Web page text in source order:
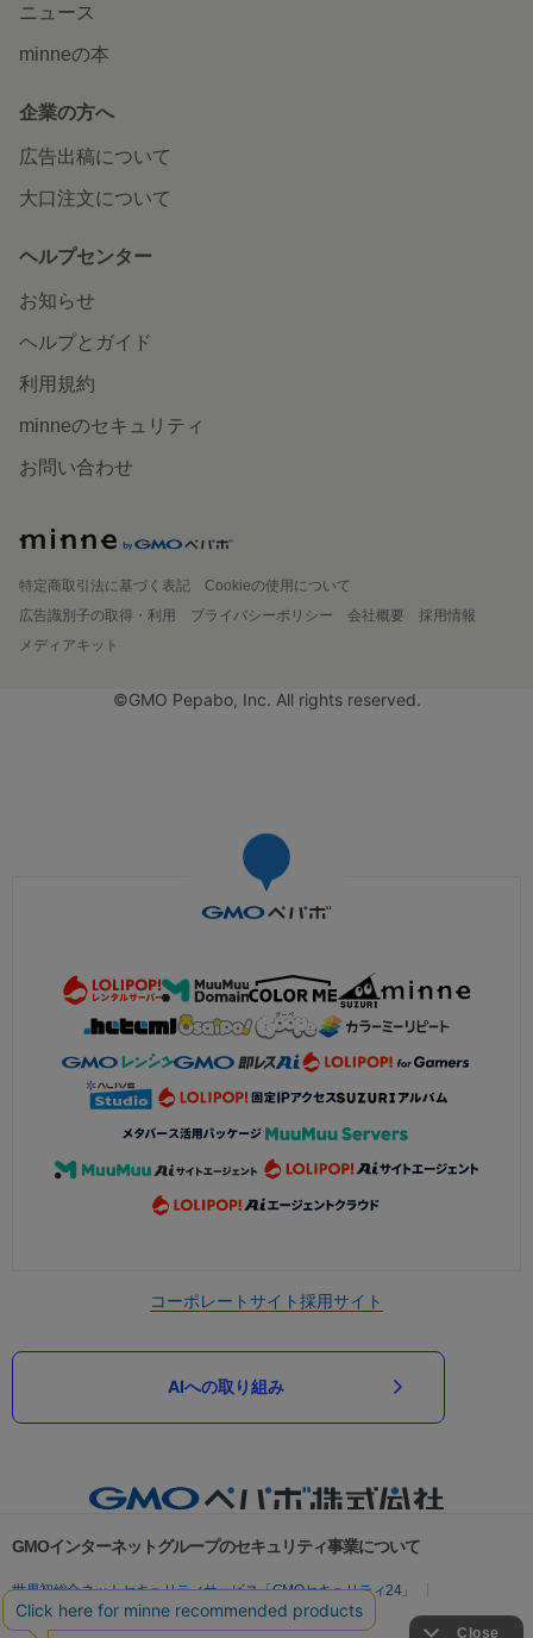
ニュース
minneの本
企業の方へ
広告出稿について
大口注文について
ヘルプセンター
お知らせ
ヘルプとガイド
利用規約
minneのセキュリティ
お問い合わせ
特定商取引法に基づく表記
Cookieの使用について
広告識別子の取得・利用
プライバシーポリシー 会社概要
採用情報
メディアキット
©GMO Pepabo, Inc. All rights reserved.
コーポレートサイト採用サイト
AIへの取り組み
GMOインターネットグループのセキュリティ事業について
世界初総合ネットセキュリティサービス「GMOセキュリティ24」
パスワード漏洩診断
Webサイトリスク診断